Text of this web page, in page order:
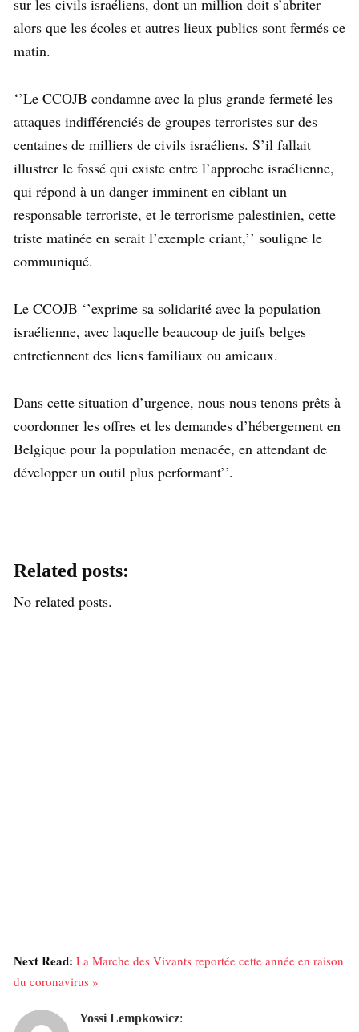
sur les civils israéliens, dont un million doit s’abriter
alors que les écoles et autres lieux publics sont fermés ce
matin.
‘’Le CCOJB condamne avec la plus grande fermeté les
attaques indifférenciés de groupes terroristes sur des
centaines de milliers de civils israéliens. S’il fallait
illustrer le fossé qui existe entre l’approche israélienne,
qui répond à un danger imminent en ciblant un
responsable terroriste, et le terrorisme palestinien, cette
triste matinée en serait l’exemple criant,’’ souligne le
communiqué.
Le CCOJB ‘’exprime sa solidarité avec la population
israélienne, avec laquelle beaucoup de juifs belges
entretiennent des liens familiaux ou amicaux.
Dans cette situation d’urgence, nous nous tenons prêts à
coordonner les offres et les demandes d’hébergement en
Belgique pour la population menacée, en attendant de
développer un outil plus performant’’.
Related posts:
No related posts.
Next Read: La Marche des Vivants reportée cette année en raison
du coronavirus »
Yossi Lempkowicz: